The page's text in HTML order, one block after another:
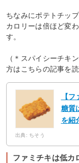
ちなみにポテトチッ
カロリーは倍ほど変
す。
（＊スパイシーチキ
方はこちらの記事を
【
糖質
を紹
出典: ちそう
ファミチキは低カ